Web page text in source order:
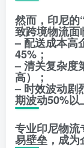
然而，印尼的
致跨境物流面
– 配送成本高
45%；
– 清关复杂度
高）；
– 时效波动剧
期波动50%以
专业印尼物流
易壁垒，成为